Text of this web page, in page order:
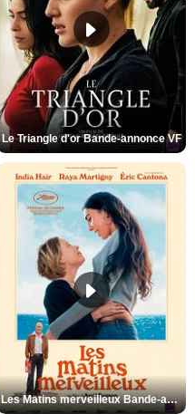
Le Triangle d'or Bande-annonce VF
Les Matins merveilleux Bande-annonce VF